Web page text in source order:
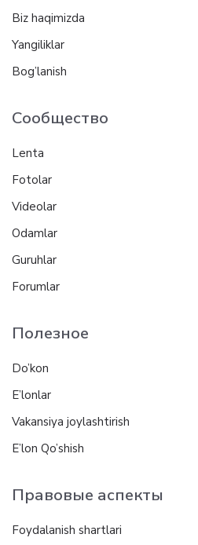
Biz haqimizda
Yangiliklar
Bog’lanish
Сообщество
Lenta
Fotolar
Videolar
Odamlar
Guruhlar
Forumlar
Полезное
Do’kon
E’lonlar
Vakansiya joylashtirish
E’lon Qo’shish
Правовые аспекты
Foydalanish shartlari